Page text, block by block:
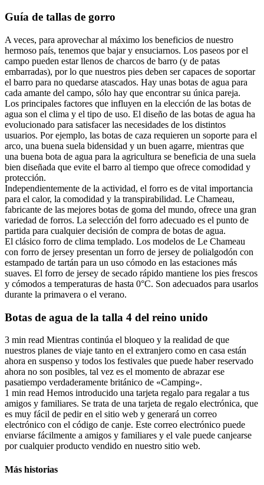
Guía de tallas de gorro
A veces, para aprovechar al máximo los beneficios de nuestro
hermoso país, tenemos que bajar y ensuciarnos. Los paseos por el
campo pueden estar llenos de charcos de barro (y de patas
embarradas), por lo que nuestros pies deben ser capaces de soportar
el barro para no quedarse atascados. Hay unas botas de agua para
cada amante del campo, sólo hay que encontrar su única pareja.
Los principales factores que influyen en la elección de las botas de
agua son el clima y el tipo de uso. El diseño de las botas de agua ha
evolucionado para satisfacer las necesidades de los distintos
usuarios. Por ejemplo, las botas de caza requieren un soporte para el
arco, una buena suela bidensidad y un buen agarre, mientras que
una buena bota de agua para la agricultura se beneficia de una suela
bien diseñada que evite el barro al tiempo que ofrece comodidad y
protección.
Independientemente de la actividad, el forro es de vital importancia
para el calor, la comodidad y la transpirabilidad. Le Chameau,
fabricante de las mejores botas de goma del mundo, ofrece una gran
variedad de forros. La selección del forro adecuado es el punto de
partida para cualquier decisión de compra de botas de agua.
El clásico forro de clima templado. Los modelos de Le Chameau
con forro de jersey presentan un forro de jersey de polialgodón con
estampado de tartán para un uso cómodo en las estaciones más
suaves. El forro de jersey de secado rápido mantiene los pies frescos
y cómodos a temperaturas de hasta 0°C. Son adecuados para usarlos
durante la primavera o el verano.
Botas de agua de la talla 4 del reino unido
3 min read Mientras continúa el bloqueo y la realidad de que
nuestros planes de viaje tanto en el extranjero como en casa están
ahora en suspenso y todos los festivales que puede haber reservado
ahora no son posibles, tal vez es el momento de abrazar ese
pasatiempo verdaderamente británico de «Camping».
1 min read Hemos introducido una tarjeta regalo para regalar a tus
amigos y familiares. Se trata de una tarjeta de regalo electrónica, que
es muy fácil de pedir en el sitio web y generará un correo
electrónico con el código de canje. Este correo electrónico puede
enviarse fácilmente a amigos y familiares y el vale puede canjearse
por cualquier producto vendido en nuestro sitio web.
Más historias